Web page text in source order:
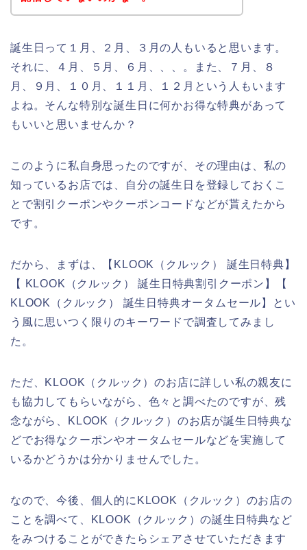
誕生日って１月、２月、３月の人もいると思います。
それに、４月、５月、６月、、、。また、７月、８
月、９月、１０月、１１月、１２月という人もいます
よね。そんな特別な誕生日に何かお得な特典があって
もいいと思いませんか？
このように私自身思ったのですが、その理由は、私の
知っているお店では、自分の誕生日を登録しておくこ
とで割引クーポンやクーポンコードなどが貰えたから
です。
だから、まずは、【KLOOK（クルック） 誕生日特典】
【 KLOOK（クルック） 誕生日特典割引クーポン】【
KLOOK（クルック） 誕生日特典オータムセール】とい
う風に思いつく限りのキーワードで調査してみまし
た。
ただ、KLOOK（クルック）のお店に詳しい私の親友に
も協力してもらいながら、色々と調べたのですが、残
念ながら、KLOOK（クルック）のお店が誕生日特典な
どでお得なクーポンやオータムセールなどを実施して
いるかどうかは分かりませんでした。
なので、今後、個人的にKLOOK（クルック）のお店の
ことを調べて、KLOOK（クルック）の誕生日特典など
をみつけることができたらシェアさせていただきます